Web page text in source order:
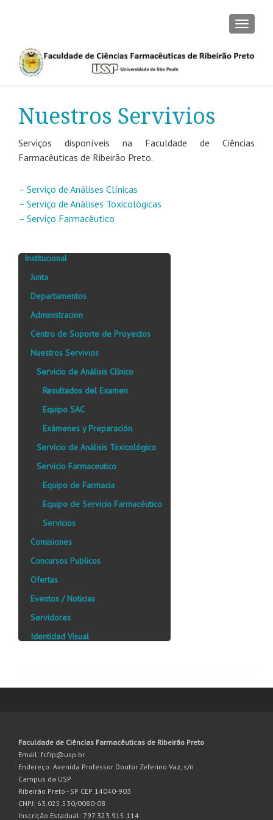
Nuestros Servivios
Serviços disponíveis na Faculdade de Ciências
Farmacêuticas de Ribeirão Preto.
– Serviço de Análises Clínicas
– Serviço de Análises Toxicológicas
– Serviço Farmacêutico
Institucional
Junta
Departamentos
Administracion
Centro de Soporte de Proyectos
Nuestros Servivios
Servicio de Análisis Clínico
Resultados del Examen
Equipo SAC
Exámenes y Preparación
Servicio de Análisis Toxicológico
Servicio Farmaceutico
Equipo de Farmacia
Equipo de Servicio Farmacéutico
Servicios
Comisiones
Concursos Publicos
Ofertas
Eventos / Noticias
Servidores
Identidad Visual
Faculdade de Ciências Farmacêuticas de Ribeirão Preto
Email: fcfrp@usp.br
Endereço: Avenida Professor Doutor Zeferino Vaz, s/n
Campus da USP
Ribeirão Preto - SP CEP 14040-903
CNPJ: 63.025.530/0080-08
Inscrição Estadual: 797.323.915.114